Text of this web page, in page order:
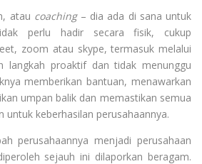
atau coaching– dia ada di sana untuk
perlu hadir secara fisik, cukup
zoom atau skype, termasuk melalui
langkah proaktif dan tidak menunggu
memberikan bantuan, menawarkan
umpan balik dan memastikan semua
untuk keberhasilan perusahaannya.
perusahaannya menjadi perusahaan
sejauh ini dilaporkan beragam.